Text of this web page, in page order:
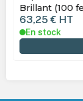
Brillant (100
63,25 € HT
En stock